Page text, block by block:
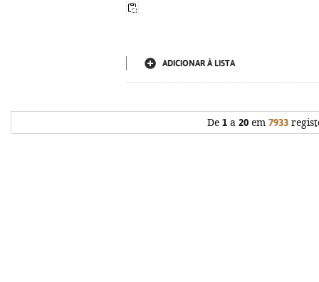
ADICIONAR À LISTA
De 1a 20em 7933